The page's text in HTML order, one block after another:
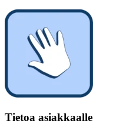
Tietoa asiakkaalle